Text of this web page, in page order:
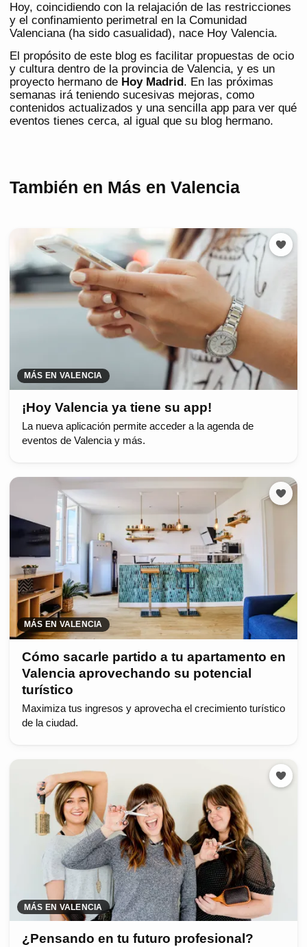
Hoy, coincidiendo con la relajación de las restricciones
y el confinamiento perimetral en la Comunidad
Valenciana (ha sido casualidad), nace Hoy Valencia.
El propósito de este blog es facilitar propuestas de ocio
y cultura dentro de la provincia de Valencia, y es un
proyecto hermano de Hoy Madrid . En las próximas
semanas irá teniendo sucesivas mejoras, como
contenidos actualizados y una sencilla app para ver qué
eventos tienes cerca, al igual que su blog hermano.
También en Más en Valencia
MÁS EN VALENCIA
¡Hoy Valencia ya tiene su app!
La nueva aplicación permite acceder a la agenda de
eventos de Valencia y más.
MÁS EN VALENCIA
Cómo sacarle partido a tu apartamento en
Valencia aprovechando su potencial
turístico
Maximiza tus ingresos y aprovecha el crecimiento turístico
de la ciudad.
MÁS EN VALENCIA
¿Pensando en tu futuro profesional?